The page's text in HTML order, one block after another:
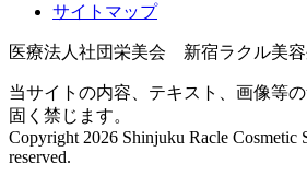
サイトマップ
医療法人社団栄美会 新宿ラクル美容
当サイトの内容、テキスト、画像等
固く禁じます。
Copyright 2026 Shinjuku Racle Cosmetic
reserved.